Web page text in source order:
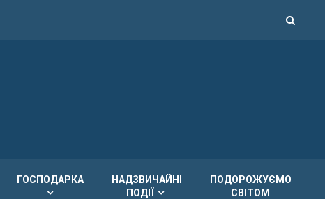
ГОСПОДАРКА
НАДЗВИЧАЙНІ
ПОДІЇ
ПОДОРОЖУЄМО
СВІТОМ